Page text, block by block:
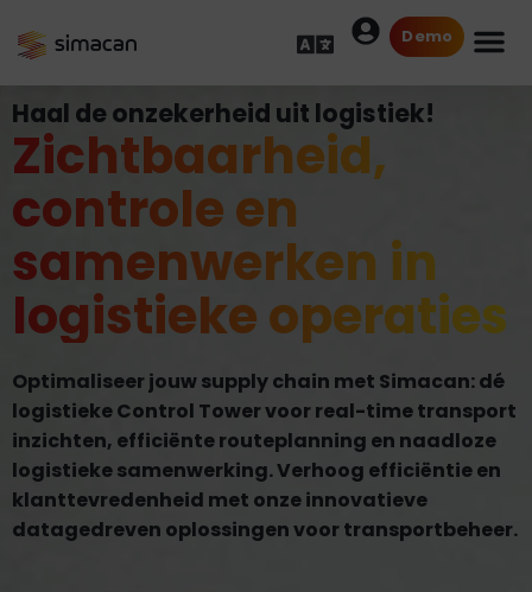
Demo
Haal de onzekerheid uit logistiek!
Zichtbaarheid,
controle en
samenwerken in
logistieke operaties
Optimaliseer jouw supply chain met Simacan: dé
logistieke Control Tower voor real-time transport
inzichten, efficiënte routeplanning en naadloze
logistieke samenwerking. Verhoog efficiëntie en
klanttevredenheid met onze innovatieve
datagedreven oplossingen voor transportbeheer.